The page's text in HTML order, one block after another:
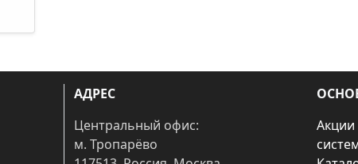
АДРЕС
Центральный офис:
м. Тропарёво
Акции